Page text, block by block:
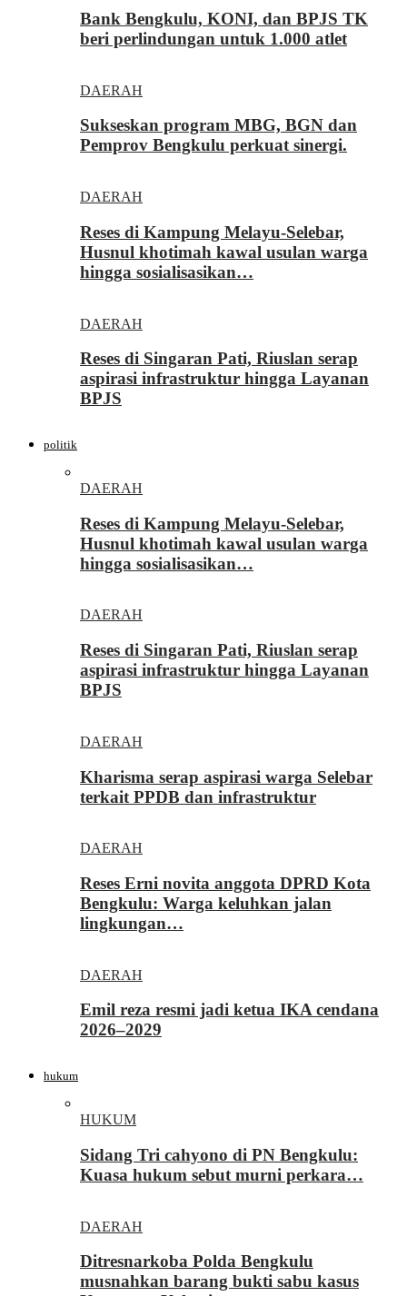
Bank Bengkulu, KONI, dan BPJS TK
beri perlindungan untuk 1.000 atlet
DAERAH
Sukseskan program MBG, BGN dan
Pemprov Bengkulu perkuat sinergi.
DAERAH
Reses di Kampung Melayu-Selebar,
Husnul khotimah kawal usulan warga
hingga sosialisasikan…
DAERAH
Reses di Singaran Pati, Riuslan serap
aspirasi infrastruktur hingga Layanan
BPJS
politik
DAERAH
Reses di Kampung Melayu-Selebar,
Husnul khotimah kawal usulan warga
hingga sosialisasikan…
DAERAH
Reses di Singaran Pati, Riuslan serap
aspirasi infrastruktur hingga Layanan
BPJS
DAERAH
Kharisma serap aspirasi warga Selebar
terkait PPDB dan infrastruktur
DAERAH
Reses Erni novita anggota DPRD Kota
Bengkulu: Warga keluhkan jalan
lingkungan…
DAERAH
Emil reza resmi jadi ketua IKA cendana
2026–2029
hukum
HUKUM
Sidang Tri cahyono di PN Bengkulu:
Kuasa hukum sebut murni perkara…
DAERAH
Ditresnarkoba Polda Bengkulu
musnahkan barang bukti sabu kasus